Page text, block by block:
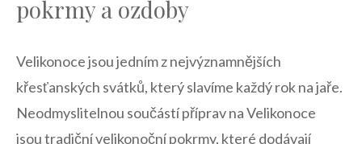
pokrmy a ozdoby
Velikonoce⁢ jsou jedním z nejvýznamnějších
křesťanských svátků, který slavíme každý rok na jaře.
‍Neodmyslitelnou součástí příprav ​na‌ Velikonoce
jsou tradiční velikonoční pokrmy, které dodávají